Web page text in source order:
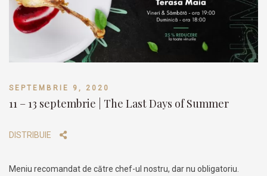
SEPTEMBRIE 9, 2020
11 – 13 septembrie | The Last Days of Summer
DISTRIBUIE
Meniu recomandat de către chef-ul nostru, dar nu obligatoriu.